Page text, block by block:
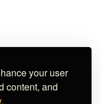
your user
content, and